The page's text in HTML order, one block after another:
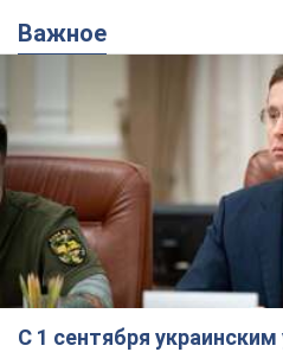
Важное
С 1 сентября